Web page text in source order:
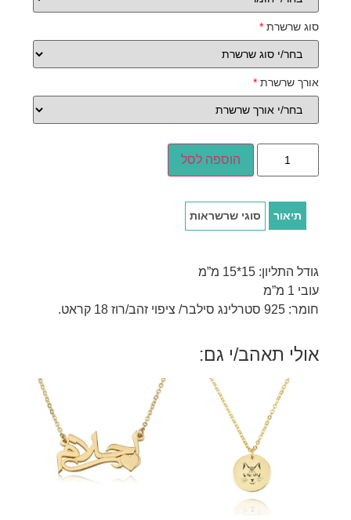
סוג שרשרת*
אורך שרשרת*
הוספה לסל
תיאור סוגי שרשראות
גודל התליון: 15*15 מ”מ
עובי 1 מ”מ
חומר: 925 סטרלינג סילבר/ ציפוי זהב/רוז 18 קראט.
אולי תאהב/י גם: